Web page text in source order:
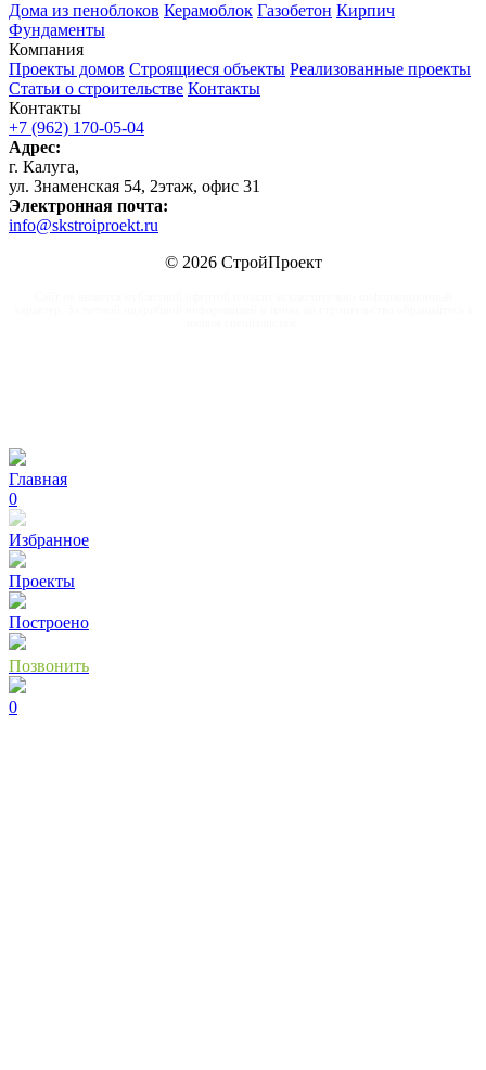
Дома из пеноблоков Керамоблок Газобетон Кирпич
Фундаменты
Компания
Проекты домов Строящиеся объекты Реализованные проекты
Статьи о строительстве Контакты
Контакты
+7 (962) 170-05-04
Адрес:
г. Калуга,
ул. Знаменская 54, 2этаж, офис 31
Электронная почта:
info@skstroiproekt.ru
© 2026 СтройПроект
Главная
0
Избранное
Проекты
Построено
Позвонить
0